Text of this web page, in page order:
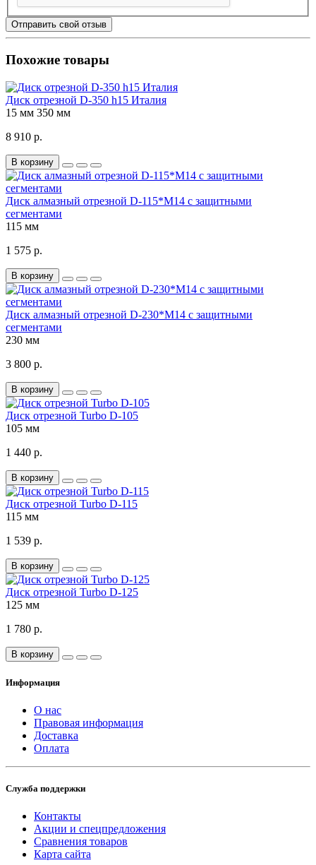
Отправить свой отзыв
Похожие товары
Диск отрезной D-350 h15 Италия
15 мм 350 мм
8 910 р.
В корзину
Диск алмазный отрезной D-115*М14 с защитными
сегментами
115 мм
1 575 р.
В корзину
Диск алмазный отрезной D-230*М14 с защитными
сегментами
230 мм
3 800 р.
В корзину
Диск отрезной Turbo D-105
105 мм
1 440 р.
В корзину
Диск отрезной Turbo D-115
115 мм
1 539 р.
В корзину
Диск отрезной Turbo D-125
125 мм
1 780 р.
В корзину
Информация
О нас
Правовая информация
Доставка
Оплата
Служба поддержки
Контакты
Акции и спецпредложения
Сравнения товаров
Карта сайта